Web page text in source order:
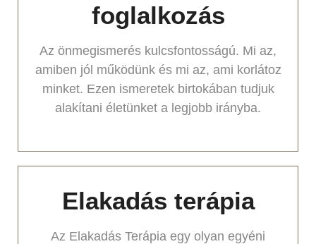
foglalkozás
Az önmegismerés kulcsfontosságú. Mi az,
amiben jól működünk és mi az, ami korlátoz
minket. Ezen ismeretek birtokában tudjuk
alakítani életünket a legjobb irányba.
Elakadás terápia
Az Elakadás Terápia egy olyan egyéni